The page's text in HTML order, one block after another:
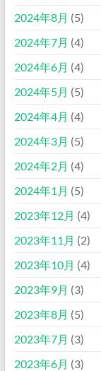
2024年8月 (5)
2024年7月 (4)
2024年6月 (4)
2024年5月 (5)
2024年4月 (4)
2024年3月 (5)
2024年2月 (4)
2024年1月 (5)
2023年12月 (4)
2023年11月 (2)
2023年10月 (4)
2023年9月 (3)
2023年8月 (5)
2023年7月 (3)
2023年6月 (3)